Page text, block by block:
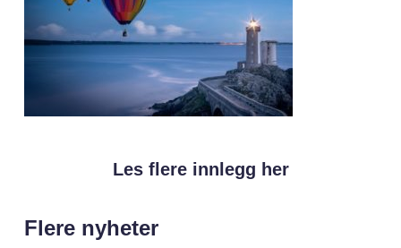
Les flere innlegg her
Flere nyheter